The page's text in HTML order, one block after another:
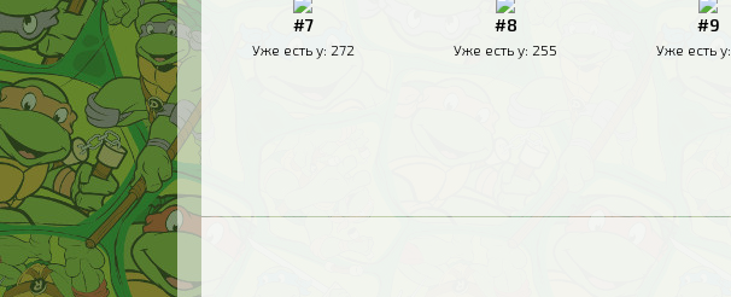
#7
Уже есть у: 272
#8
Уже есть у: 255
#9
Уже есть у: